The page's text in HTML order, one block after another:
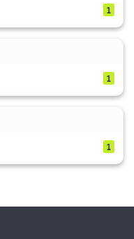
1
1
1